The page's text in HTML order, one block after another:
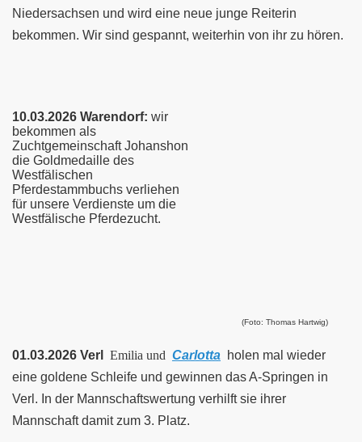
Niedersachsen und wird eine neue junge Reiterin
bekommen. Wir sind gespannt, weiterhin von ihr zu hören.
10.03.2026 Warendorf: wir
bekommen als
Zuchtgemeinschaft Johanshon
die Goldmedaille des
Westfälischen
Pferdestammbuchs verliehen
für unsere Verdienste um die
Westfälische Pferdezucht.
(Foto: Thomas Hartwig)
01.03.2026 Verl Emilia und Carlotta holen mal wieder
eine goldene Schleife und gewinnen das A-Springen in
Verl. In der Mannschaftswertung verhilft sie ihrer
Mannschaft damit zum 3. Platz.